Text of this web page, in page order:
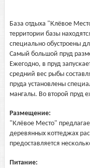
База отдыха "Клёвое
территории базы
специально обустроены
Самый большой пруд
Ежегодно, в пруд
средний вес рыбы
пруда установлены
мангалы. Во второй пруд
Размещение:
"Клёвое Место"
деревянных коттеджах
предоставляется
Питание: